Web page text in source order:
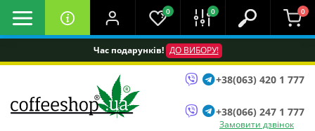
Час подарунків! ДО ВИБОРУ!
0 0 0
+38(063) 420 1 777
+38(066) 247 1 777
Замовити дзвінок